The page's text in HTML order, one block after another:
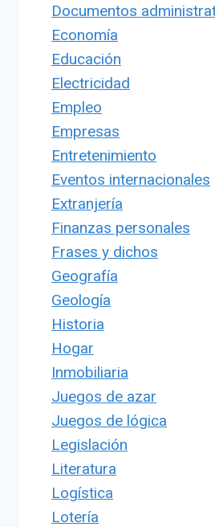
Documentos
Economía
Educación
Electricidad
Empleo
Empresas
Entretenimiento
Eventos internacionales
Extranjería
Finanzas personales
Frases y dichos
Geografía
Geología
Historia
Hogar
Inmobiliaria
Juegos de azar
Juegos de lógica
Legislación
Literatura
Logística
Lotería